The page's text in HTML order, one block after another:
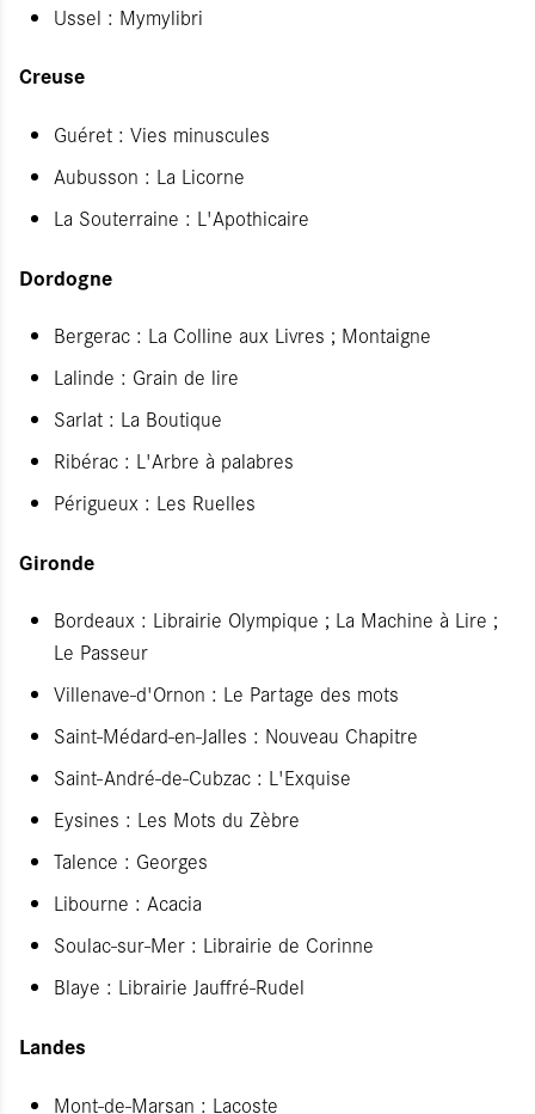
Ussel : Mymylibri
Creuse
Guéret : Vies minuscules
Aubusson : La Licorne
La Souterraine : L'Apothicaire
Dordogne
Bergerac : La Colline aux Livres ; Montaigne
Lalinde : Grain de lire
Sarlat : La Boutique
Ribérac : L'Arbre à palabres
Périgueux : Les Ruelles
Gironde
Bordeaux : Librairie Olympique ; La Machine à Lire ;
Le Passeur
Villenave-d'Ornon : Le Partage des mots
Saint-Médard-en-Jalles : Nouveau Chapitre
Saint-André-de-Cubzac : L'Exquise
Eysines : Les Mots du Zèbre
Talence : Georges
Libourne : Acacia
Soulac-sur-Mer : Librairie de Corinne
Blaye : Librairie Jauffré-Rudel
Landes
Mont-de-Marsan : Lacoste